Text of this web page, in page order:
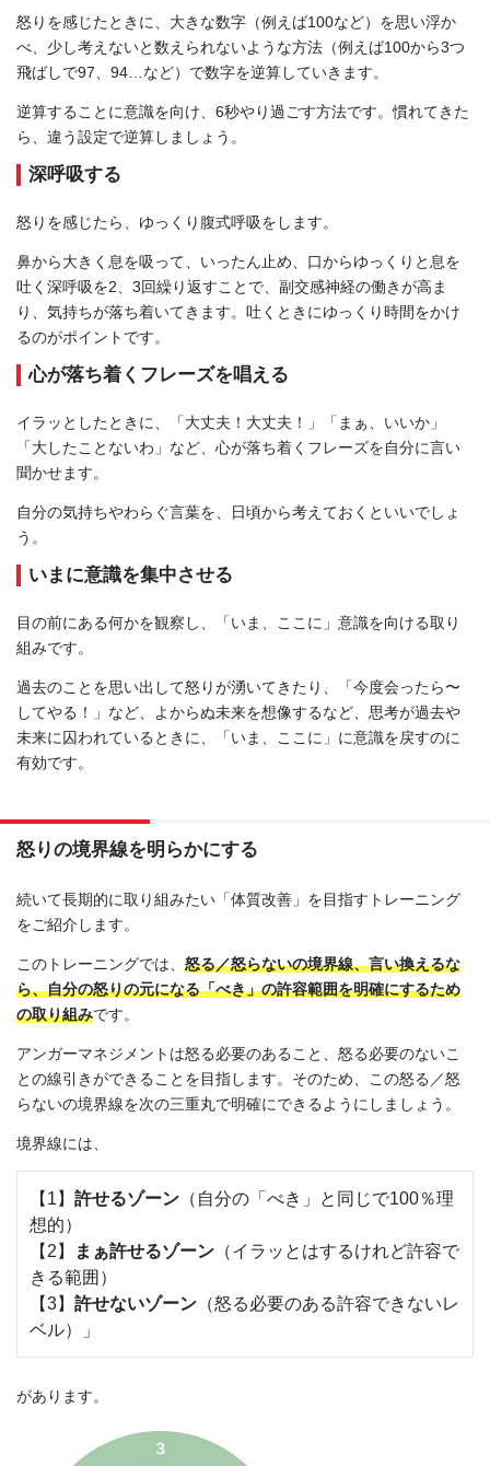
怒りを感じたときに、大きな数字（例えば100など）を思い浮か
べ、少し考えないと数えられないような方法（例えば100から3つ
飛ばしで97、94…など）で数字を逆算していきます。
逆算することに意識を向け、6秒やり過ごす方法です。慣れてきた
ら、違う設定で逆算しましょう。
深呼吸する
怒りを感じたら、ゆっくり腹式呼吸をします。
鼻から大きく息を吸って、いったん止め、口からゆっくりと息を
吐く深呼吸を2、3回繰り返すことで、副交感神経の働きが高ま
り、気持ちが落ち着いてきます。吐くときにゆっくり時間をかけ
るのがポイントです。
心が落ち着くフレーズを唱える
イラッとしたときに、「大丈夫！大丈夫！」「まぁ、いいか」
「大したことないわ」など、心が落ち着くフレーズを自分に言い
聞かせます。
自分の気持ちやわらぐ言葉を、日頃から考えておくといいでしょ
う。
いまに意識を集中させる
目の前にある何かを観察し、「いま、ここに」意識を向ける取り
組みです。
過去のことを思い出して怒りが湧いてきたり、「今度会ったら〜
してやる！」など、よからぬ未来を想像するなど、思考が過去や
未来に囚われているときに、「いま、ここに」に意識を戻すのに
有効です。
怒りの境界線を明らかにする
続いて長期的に取り組みたい「体質改善」を目指すトレーニング
をご紹介します。
このトレーニングでは、 怒る／怒らないの境界線、言い換えるな
ら、自分の怒りの元になる「べき」の許容範囲を明確にするため
の取り組みです。
アンガーマネジメントは怒る必要のあること、怒る必要のないこ
との線引きができることを目指します。そのため、この怒る／怒
らないの境界線を次の三重丸で明確にできるようにしましょう。
境界線には、
【1】 許せるゾーン （自分の「べき」と同じで100％理
想的）
【2】
まぁ許せるゾーン （イラッとはするけれど許容で
きる範囲）
【3】 許せないゾーン （怒る必要のある許容できないレ
ベル）」
があります。